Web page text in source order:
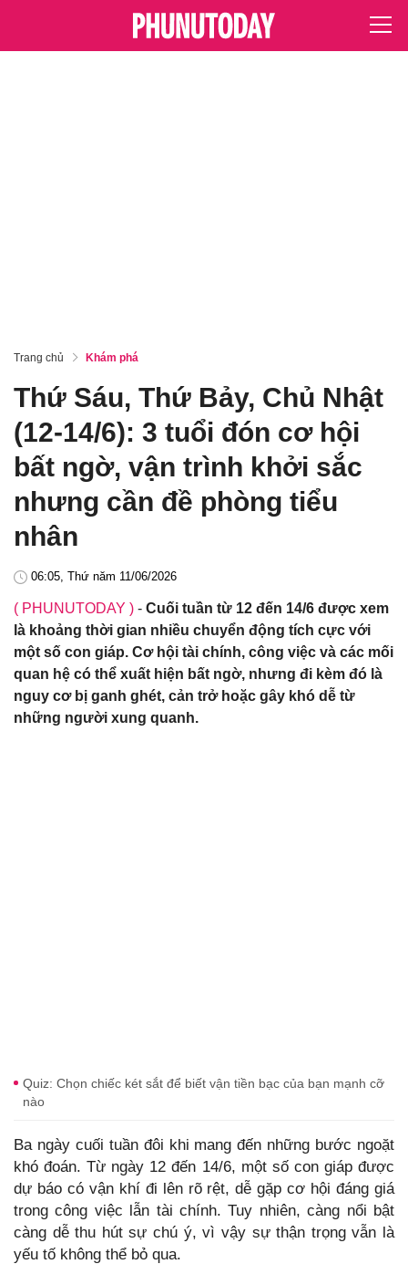
Trang chủ Khám phá
Thứ Sáu, Thứ Bảy, Chủ Nhật
(12-14/6): 3 tuổi đón cơ hội
bất ngờ, vận trình khởi sắc
nhưng cần đề phòng tiểu
nhân
06:05, Thứ năm 11/06/2026
( PHUNUTODAY ) - Cuối tuần từ 12 đến 14/6 được xem
là khoảng thời gian nhiều chuyển động tích cực với
một số con giáp. Cơ hội tài chính, công việc và các mối
quan hệ có thể xuất hiện bất ngờ, nhưng đi kèm đó là
nguy cơ bị ganh ghét, cản trở hoặc gây khó dễ từ
những người xung quanh.
Quiz: Chọn chiếc két sắt để biết vận tiền bạc của bạn mạnh cỡ
nào
Ba ngày cuối tuần đôi khi mang đến những bước ngoặt
khó đoán. Từ ngày 12 đến 14/6, một số con giáp được
dự báo có vận khí đi lên rõ rệt, dễ gặp cơ hội đáng giá
trong công việc lẫn tài chính. Tuy nhiên, càng nổi bật
càng dễ thu hút sự chú ý, vì vậy sự thận trọng vẫn là
yếu tố không thể bỏ qua.